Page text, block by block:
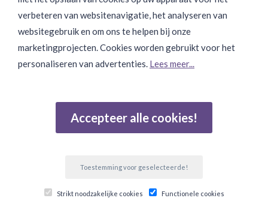
Binnen 24 uur Discreet Bezorgd:
Join Onze Community:
© Copyright 2026 Ten Twelve Lifestyle E-Commerce. Alle
verbeteren van websitenavigatie, het analyseren van
websitegebruik en om ons te helpen bij onze
marketingprojecten. Cookies worden gebruikt voor het
personaliseren van advertenties. Lees meer...
Accepteer alle cookies!
Toestemming voor geselecteerde!
Strikt noodzakelijke cookies Functionele cookies